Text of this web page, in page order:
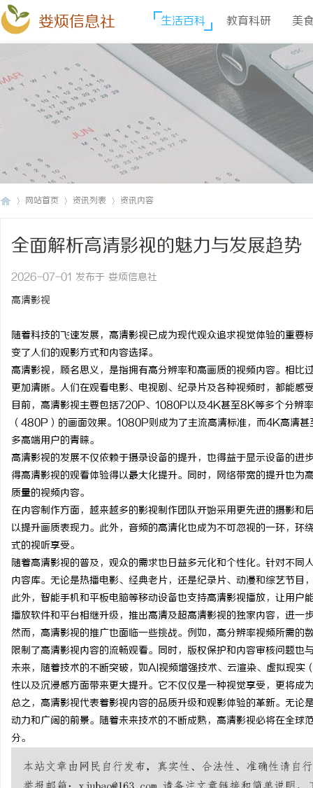
娄烦信息社 生活百科 教育科研 美
网站首页 资讯列表 资讯内容
全面解析高清影视的魅力与发展趋势
2026-07-01 发布于 娄烦信息社
高清影视
随着科技的飞速发展，高清影视已成为现代观众追求视觉体验的重
变了人们的观影方式和内容选择。
高清影视，顾名思义，是指拥有高分辨率和高画质的视频内容。相
更加清晰。人们在观看电影、电视剧、纪录片及各种视频时，都能感
目前，高清影视主要包括720P、1080P以及4K甚至8K等多个分辨
（480P）的画面效果。1080P则成为了主流高清标准，而4K高清
多高端用户的青睐。
高清影视的发展不仅依赖于摄录设备的提升，也得益于显示设备的
得高清影视的观看体验得以最大化提升。同时，网络带宽的提升也
质量的视频内容。
在内容制作方面，越来越多的影视制作团队开始采用更先进的摄影
以提升画质表现力。此外，音频的高清化也成为不可忽视的一环，
式的视听享受。
随着高清影视的普及，观众的需求也日益多元化和个性化。针对不
内容库。无论是热播电影、经典老片，还是纪录片、动漫和综艺节目
此外，智能手机和平板电脑等移动设备也支持高清影视播放，让用
播放软件和平台相继升级，推出高清及超高清影视的独家内容，进一
然而，高清影视的推广也面临一些挑战。例如，高分辨率视频所需
限制了高清影视内容的流畅观看。同时，版权保护和内容审核问题
未来，随着技术的不断突破，如AI视频增强技术、云渲染、虚拟现
性以及沉浸感方面带来更大提升。它不仅仅是一种视觉享受，更将成
总之，高清影视代表着影视内容的品质升级和观影体验的革新。无
动力和广阔的前景。随着未来技术的不断成熟，高清影视必将在全
分。
虫草品牌哪个靠谱？虫
虫草品牌哪个用户评价